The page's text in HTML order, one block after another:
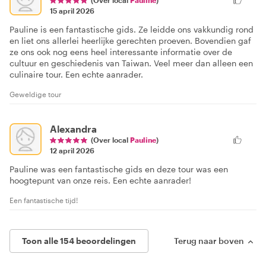
15 april 2026
Pauline is een fantastische gids. Ze leidde ons vakkundig rond
en liet ons allerlei heerlijke gerechten proeven. Bovendien gaf
ze ons ook nog eens heel interessante informatie over de
cultuur en geschiedenis van Taiwan. Veel meer dan alleen een
culinaire tour. Een echte aanrader.
Geweldige tour
Alexandra
(Over local Pauline)
12 april 2026
Pauline was een fantastische gids en deze tour was een
hoogtepunt van onze reis. Een echte aanrader!
Een fantastische tijd!
Toon alle 154 beoordelingen Terug naar boven